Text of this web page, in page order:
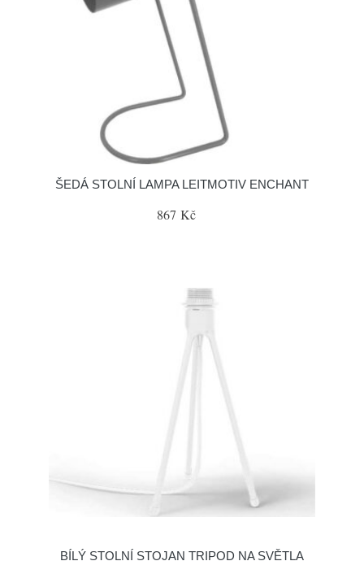
ŠEDÁ STOLNÍ LAMPA LEITMOTIV ENCHANT
867 Kč
BÍLÝ STOLNÍ STOJAN TRIPOD NA SVĚTLA